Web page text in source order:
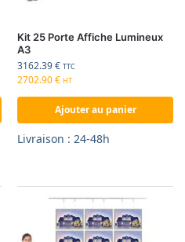
Kit 25 Porte Affiche Lumineux
A3
3162.39€ TTC
2702.90€ HT
Ajouter au panier
Livraison : 24-48h